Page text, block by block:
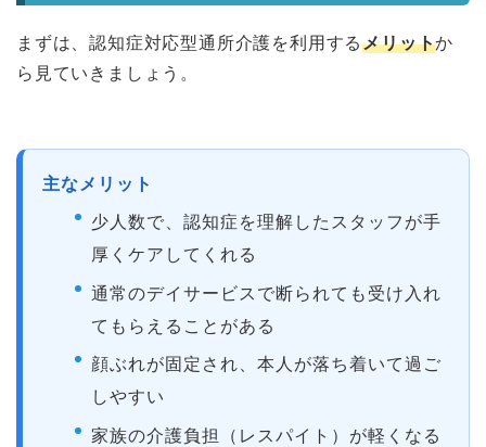
まずは、認知症対応型通所介護を利用するメリットか
ら見ていきましょう。
主なメリット
少人数で、認知症を理解したスタッフが手
厚くケアしてくれる
通常のデイサービスで断られても受け入れ
てもらえることがある
顔ぶれが固定され、本人が落ち着いて過ご
しやすい
家族の介護負担（レスパイト）が軽くなる